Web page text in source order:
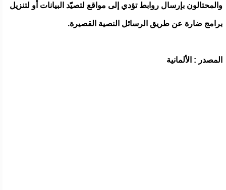
والمحتالون بإرسال روابط تؤدي إلى مواقع لتصيّد البيانات أو لتنزيل
برامج ضارة عن طريق الرسائل النصية القصيرة.
المصدر : الألمانية